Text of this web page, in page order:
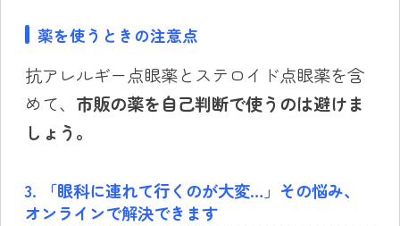
薬を使うときの注意点
抗アレルギー点眼薬とステロイド点眼薬を含
めて、 市販の薬を自己判断で使うのは避けま
しょう。
3. 「眼科に連れて行くのが大変…」その悩み、
オンラインで解決できます